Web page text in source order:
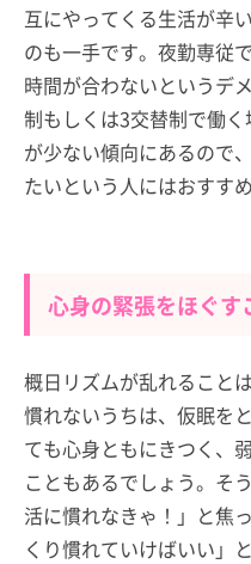
互にやってくる生活が辛
のも一手です。夜勤専従
時間が合わないというデ
制もしくは3交替制で働
が少ない傾向にあるので
たいという人にはおすすめ
心身の緊張をほぐす
概日リズムが乱れること
慣れないうちは、仮眠を
ても心身ともにきつく、
こともあるでしょう。そ
活に慣れなきゃ！」と焦
くり慣れていけばいい」